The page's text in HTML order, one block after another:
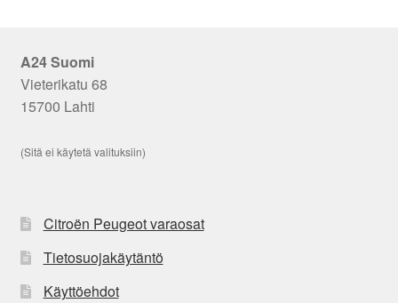
A24 Suomi
Vieterikatu 68
15700 Lahti
(Sitä ei käytetä valituksiin)
Citroën Peugeot varaosat
Tietosuojakäytäntö
Käyttöehdot